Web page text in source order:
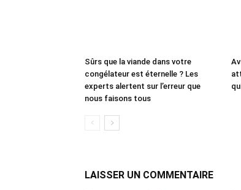
Sûrs que la viande dans votre
congélateur est éternelle ? Les
experts alertent sur l’erreur que
nous faisons tous
LAISSER UN COMMENTAIRE